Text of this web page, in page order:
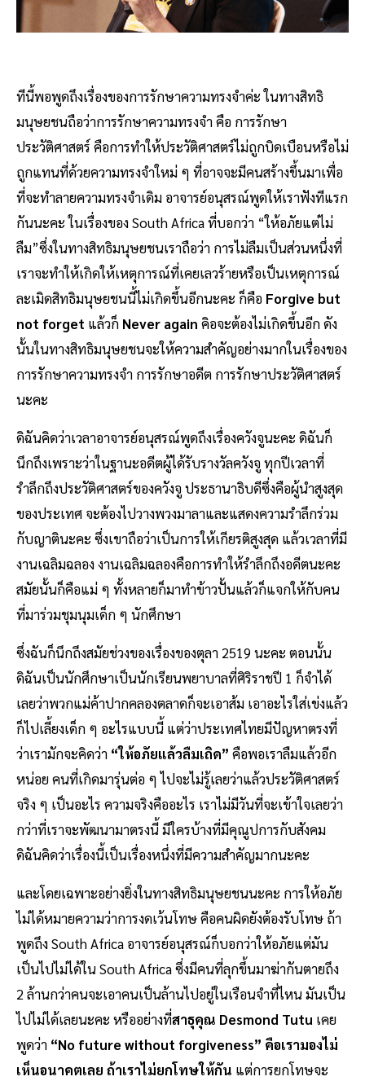
ทีนี้พอพูดถึงเรื่องของการรักษาความทรงจำค่ะ ในทางสิทธิ
มนุษยชนถือว่าการรักษาความทรงจำ คือ การรักษา
ประวัติศาสตร์ คือการทำให้ประวัติศาสตร์ไม่ถูกบิดเบือนหรือไม่
ถูกแทนที่ด้วยความทรงจำใหม่ ๆ ที่อาจจะมีคนสร้างขึ้นมาเพื่อ
ที่จะทำลายความทรงจำเดิม อาจารย์อนุสรณ์พูดให้เราฟังทีแรก
กันนะคะ ในเรื่องของ South Africa ที่บอกว่า “ให้อภัยแต่ไม่
ลืม”ซึ่งในทางสิทธิมนุษยชนเราถือว่า การไม่ลืมเป็นส่วนหนึ่งที่
เราจะทำให้เกิดให้เหตุการณ์ที่เคยเลวร้ายหรือเป็นเหตุการณ์
ละเมิดสิทธิมนุษยชนนี้ไม่เกิดขึ้นอีกนะคะ ก็คือ Forgive but
not forget แล้วก็ Never again คิอจะต้องไม่เกิดขึ้นอีก ดัง
นั้นในทางสิทธิมนุษยชนจะให้ความสำคัญอย่างมากในเรื่องของ
การรักษาความทรงจำ การรักษาอดีต การรักษาประวัติศาสตร์
นะคะ
ดิฉันคิดว่าเวลาอาจารย์อนุสรณ์พูดถึงเรื่องควังจูนะคะ ดิฉันก็
นึกถึงเพราะว่าในฐานะอดีตผู้ได้รับรางวัลควังจู ทุกปีเวลาที่
รำลึกถึงประวัติศาสตร์ของควังจู ประธานาธิบดีซึ่งคือผู้นำสูงสุด
ของประเทศ จะต้องไปวางพวงมาลาและแสดงความรำลึกร่วม
กับญาตินะคะ ซึ่งเขาถือว่าเป็นการให้เกียรติสูงสุด แล้วเวลาที่มี
งานเฉลิมฉลอง งานเฉลิมฉลองคือการทำให้รำลึกถึงอดีตนะคะ
สมัยนั้นก็คือแม่ ๆ ทั้งหลายก็มาทำข้าวปั้นแล้วก็แจกให้กับคน
ที่มาร่วมชุมนุมเด็ก ๆ นักศึกษา
ซึ่งฉันก็นึกถึงสมัยช่วงของเรื่องของตุลา 2519 นะคะ ตอนนั้น
ดิฉันเป็นนักศึกษาเป็นนักเรียนพยาบาลที่ศิริราชปี 1 ก็จำได้
เลยว่าพวกแม่ค้าปากคลองตลาดก็จะเอาส้ม เอาอะไรใส่เข่งแล้ว
ก็ไปเลี้ยงเด็ก ๆ อะไรแบบนี้ แต่ว่าประเทศไทยมีปัญหาตรงที่
ว่าเรามักจะคิดว่า “ให้อภัยแล้วลืมเถิด” คือพอเราลืมแล้วอีก
หน่อย คนที่เกิดมารุ่นต่อ ๆ ไปจะไม่รู้เลยว่าแล้วประวัติศาสตร์
จริง ๆ เป็นอะไร ความจริงคืออะไร เราไม่มีวันที่จะเข้าใจเลยว่า
กว่าที่เราจะพัฒนามาตรงนี้ มีใครบ้างที่มีคุณูปการกับสังคม
ดิฉันคิดว่าเรื่องนี้เป็นเรื่องหนึ่งที่มีความสำคัญมากนะคะ
และโดยเฉพาะอย่างยิ่งในทางสิทธิมนุษยชนนะคะ การให้อภัย
ไม่ได้หมายความว่าการงดเว้นโทษ คือคนผิดยังต้องรับโทษ ถ้า
พูดถึง South Africa อาจารย์อนุสรณ์ก็บอกว่าให้อภัยแต่มัน
เป็นไปไม่ได้ใน South Africa ซึ่งมีคนที่ลุกขึ้นมาฆ่ากันตายถึง
2 ล้านกว่าคนจะเอาคนเป็นล้านไปอยู่ในเรือนจำที่ไหน มันเป็น
ไปไม่ได้เลยนะคะ หรืออย่างที่สาธุคุณ Desmond Tutu เคย
พูดว่า “No future without forgiveness” คือเรามองไม่
เห็นอนาคตเลย ถ้าเราไม่ยกโทษให้กัน แต่การยกโทษจะ